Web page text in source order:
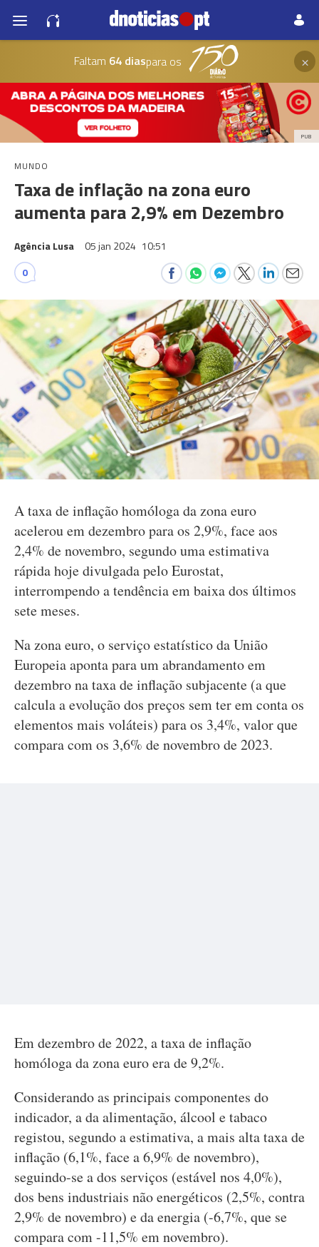
Faltam 64 diaspara os ×
PUB
MUNDO
Taxa de inflação na zona euro
aumenta para 2,9% em Dezembro
Agência Lusa 05 jan 2024 10:51
0
A taxa de inflação homóloga da zona euro
acelerou em dezembro para os 2,9%, face aos
2,4% de novembro, segundo uma estimativa
rápida hoje divulgada pelo Eurostat,
interrompendo a tendência em baixa dos últimos
sete meses.
Na zona euro, o serviço estatístico da União
Europeia aponta para um abrandamento em
dezembro na taxa de inflação subjacente (a que
calcula a evolução dos preços sem ter em conta os
elementos mais voláteis) para os 3,4%, valor que
compara com os 3,6% de novembro de 2023.
Em dezembro de 2022, a taxa de inflação
homóloga da zona euro era de 9,2%.
Considerando as principais componentes do
indicador, a da alimentação, álcool e tabaco
registou, segundo a estimativa, a mais alta taxa de
inflação (6,1%, face a 6,9% de novembro),
seguindo-se a dos serviços (estável nos 4,0%),
dos bens industriais não energéticos (2,5%, contra
2,9% de novembro) e da energia (-6,7%, que se
compara com -11,5% em novembro).